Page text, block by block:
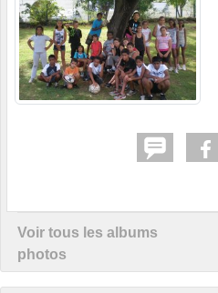
Voir tous les albums
photos